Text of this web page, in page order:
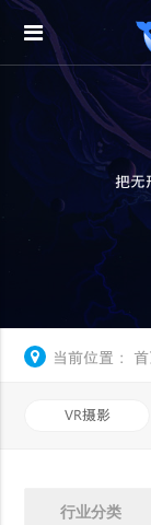
把无
当前位置：
VR摄影
行业分类